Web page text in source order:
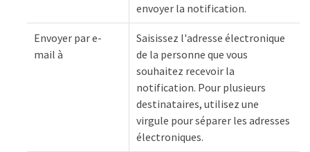
envoyer la notification.
Envoyer par e-
mail à
Saisissez l'adresse électronique
de la personne que vous
souhaitez recevoir la
notification. Pour plusieurs
destinataires, utilisez une
virgule pour séparer les adresses
électroniques.